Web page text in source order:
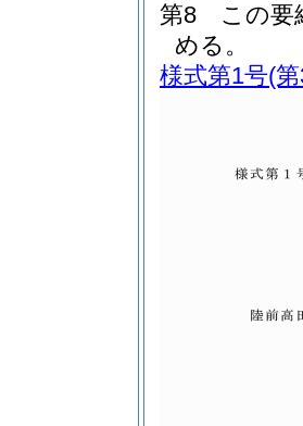
第8 この要
める。
様式第1号(